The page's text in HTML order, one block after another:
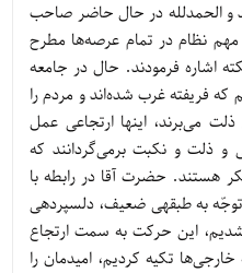
و الحمدلله در حال حاضر صاحب
مهم نظام در تمام عرصه‌ها مطرح
اشاره فرمودند. حال در جامعه
که فریفته غرب شده‌اند و مردم را
می‌برند، اینها ارتجاعی عمل
و ذلت و نکبت برمی‌گردانند که
هستند. حضرت آقا در رابطه با
به طبقه‏ى ضعيف، دل‏سپرده‏ى
اين حركت به سمت ارتجاع
تكيه كرديم، اميدمان را